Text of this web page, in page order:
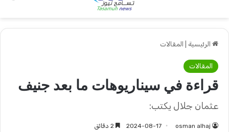
الرئيسية المقالات
المقالات
قراءة في سيناريوهات ما بعد جنيف
عثمان جلال يكتب:
osman alhaj
2024-08-17